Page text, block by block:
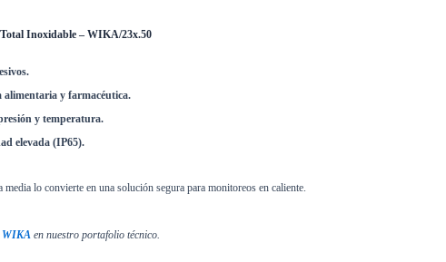
Inoxidable – WIKA/23x.50
alimentaria y farmacéutica.
y temperatura.
elevada (IP65).
media lo convierte en una solución segura para monitoreos en caliente.
WIKA en nuestro portafolio técnico.